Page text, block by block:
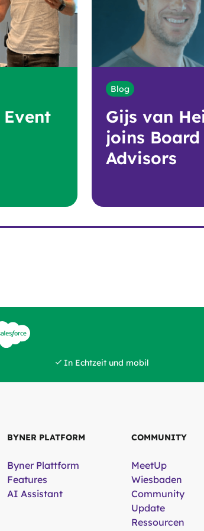
Blog
Gijs van
joins
Advisors
In Echtzeit und mobil
BYNER PLATFORM
Byner Plattform
Features
AI Assistant
COMMUNITY
MeetUp
Wiesbaden
Community
Update
Ressourcen